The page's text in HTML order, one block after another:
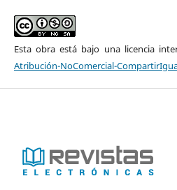
Esta obra está bajo una licencia
Atribución-NoComercial-